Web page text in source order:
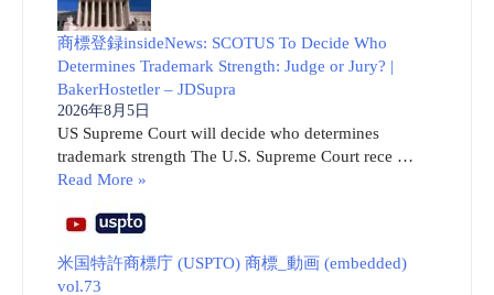
商標登録insideNews: SCOTUS To Decide Who
Determines Trademark Strength: Judge or Jury? |
BakerHostetler – JDSupra
2026年8月5日
US Supreme Court will decide who determines
trademark strength The U.S. Supreme Court rece …
Read More »
米国特許商標庁 (USPTO) 商標_動画 (embedded)
vol.73